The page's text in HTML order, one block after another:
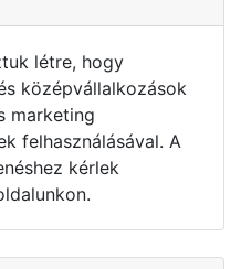
létre, hogy
középvállalkozások
marketing
felhasználásával. A
kérlek